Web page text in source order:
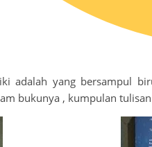
adalah yang bersampul
bukunya , kumpulan